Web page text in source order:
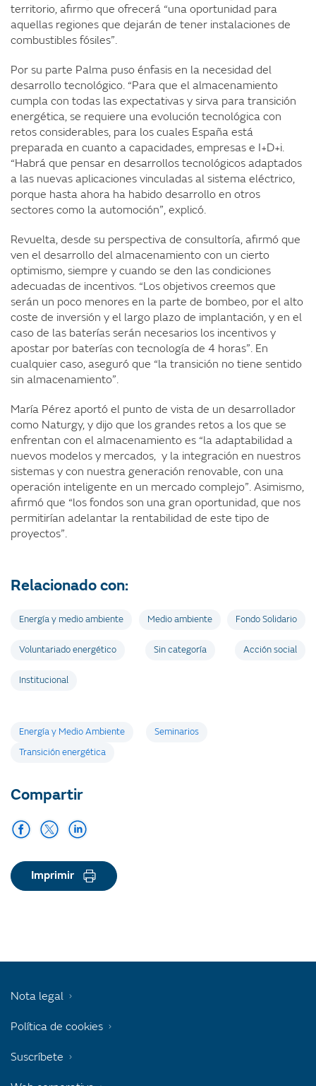
territorio, afirmo que ofrecerá “una oportunidad para
aquellas regiones que dejarán de tener instalaciones de
combustibles fósiles”.
Por su parte Palma puso énfasis en la necesidad del
desarrollo tecnológico. “Para que el almacenamiento
cumpla con todas las expectativas y sirva para transición
energética, se requiere una evolución tecnológica con
retos considerables, para los cuales España está
preparada en cuanto a capacidades, empresas e I+D+i.
“Habrá que pensar en desarrollos tecnológicos adaptados
a las nuevas aplicaciones vinculadas al sistema eléctrico,
porque hasta ahora ha habido desarrollo en otros
sectores como la automoción”, explicó.
Revuelta, desde su perspectiva de consultoría, afirmó que
ven el desarrollo del almacenamiento con un cierto
optimismo, siempre y cuando se den las condiciones
adecuadas de incentivos. “Los objetivos creemos que
serán un poco menores en la parte de bombeo, por el alto
coste de inversión y el largo plazo de implantación, y en el
caso de las baterías serán necesarios los incentivos y
apostar por baterías con tecnología de 4 horas”. En
cualquier caso, aseguró que “la transición no tiene sentido
sin almacenamiento”.
María Pérez aportó el punto de vista de un desarrollador
como Naturgy, y dijo que los grandes retos a los que se
enfrentan con el almacenamiento es “la adaptabilidad a
nuevos modelos y mercados, y la integración en nuestros
sistemas y con nuestra generación renovable, con una
operación inteligente en un mercado complejo”. Asimismo,
afirmó que “los fondos son una gran oportunidad, que nos
permitirían adelantar la rentabilidad de este tipo de
proyectos”.
Relacionado con:
Energía y medio ambiente Medio ambiente Fondo Solidario
Voluntariado energético Sin categoría Acción social
Institucional
Etiquetas
Energía y Medio Ambiente
Seminarios
Transición energética
Compartir
Imprimir
Nota legal
Política de cookies
Suscríbete